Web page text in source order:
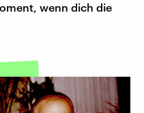
wenn dich die